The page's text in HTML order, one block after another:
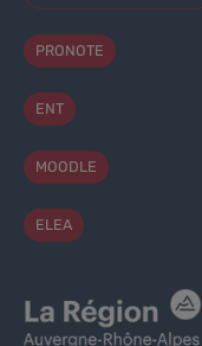
PRONOTE
ENT
MOODLE
ELEA